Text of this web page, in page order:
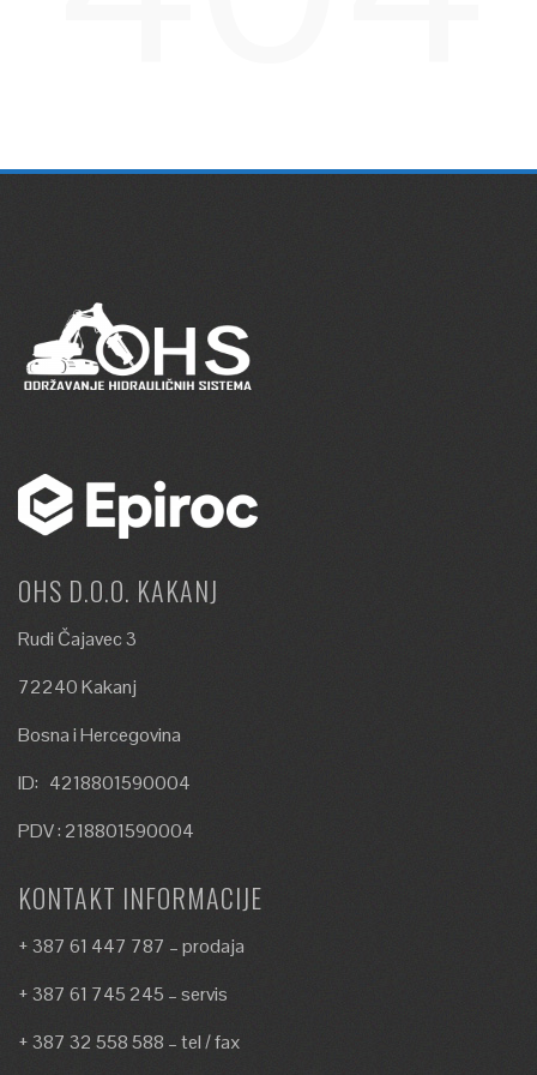
OHS D.O.O. KAKANJ
Rudi Čajavec 3
72240 Kakanj
Bosna i Hercegovina
ID: 4218801590004
PDV : 218801590004
KONTAKT INFORMACIJE
+ 387 61 447 787 – prodaja
+ 387 61 745 245 – servis
+ 387 32 558 588 – tel / fax